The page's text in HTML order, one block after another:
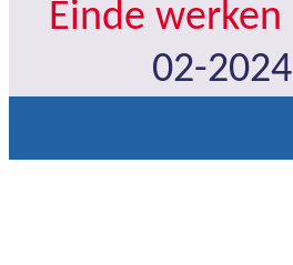
Einde werken
02-2024